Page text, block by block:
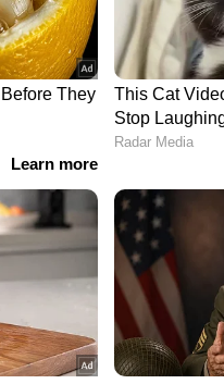
ഇപ്പോൾ